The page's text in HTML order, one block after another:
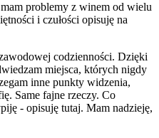
problemy z winem od wielu
i czułości opisuję na
codzienności. Dzięki
miejsca, których nigdy
inne punkty widzenia,
Same fajne rzeczy. Co
- opisuję tutaj. Mam nadzieję,